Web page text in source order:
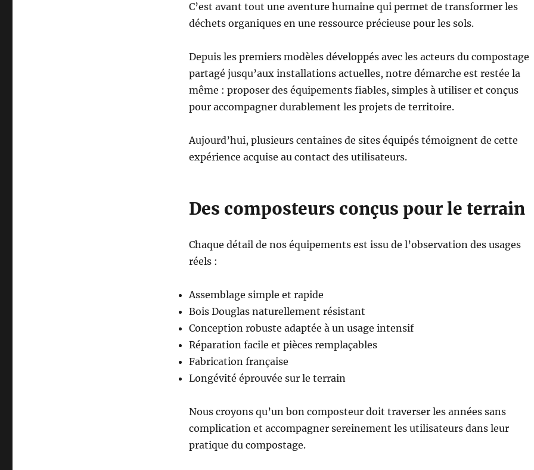
C’est avant tout une aventure humaine qui permet de transformer les
déchets organiques en une ressource précieuse pour les sols.
Depuis les premiers modèles développés avec les acteurs du compostage
partagé jusqu’aux installations actuelles, notre démarche est restée la
même : proposer des équipements fiables, simples à utiliser et conçus
pour accompagner durablement les projets de territoire.
Aujourd’hui, plusieurs centaines de sites équipés témoignent de cette
expérience acquise au contact des utilisateurs.
Des composteurs conçus pour le terrain
Chaque détail de nos équipements est issu de l’observation des usages
réels :
Assemblage simple et rapide
Bois Douglas naturellement résistant
Conception robuste adaptée à un usage intensif
Réparation facile et pièces remplaçables
Fabrication française
Longévité éprouvée sur le terrain
Nous croyons qu’un bon composteur doit traverser les années sans
complication et accompagner sereinement les utilisateurs dans leur
pratique du compostage.